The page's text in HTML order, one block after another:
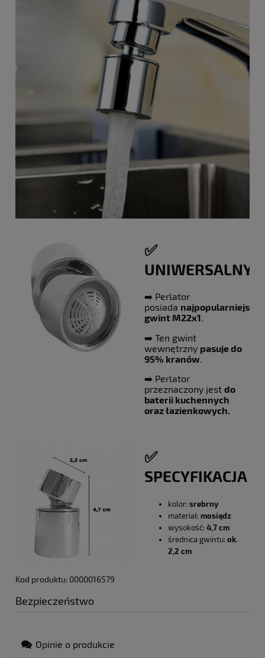
✅
UNIWERSALNY
➡️ Perlator
posiada najpopularniejszy
gwint M22x1.
➡️ Ten gwint
wewnętrzny pasuje do
95% kranów
➡️ Perlator
przeznaczony jest do
baterii kuchennych
oraz łazienkowych.
✅
SPECYFIKACJA
kolor: srebrny
materiał: mosiądz
wysokość: 4,7 cm
średnica gwintu: ok.
2,2 cm
Kod produktu: 0000016579
Bezpieczeństwo
Opinie o produkcie